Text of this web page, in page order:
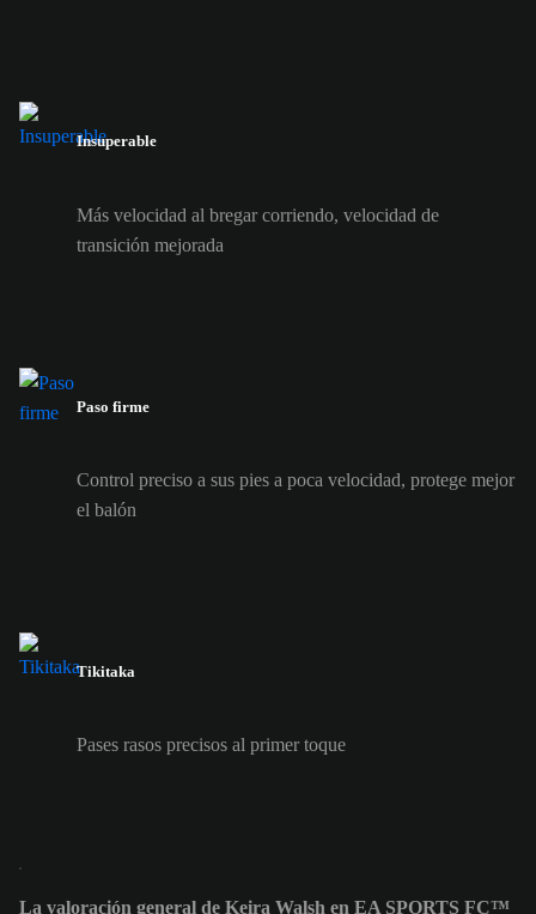
Insuperable
Más velocidad al bregar corriendo, velocidad de
transición mejorada
Paso firme
Control preciso a sus pies a poca velocidad, protege mejor
el balón
Tikitaka
Pases rasos precisos al primer toque
La valoración general de Keira Walsh en EA SPORTS FC™